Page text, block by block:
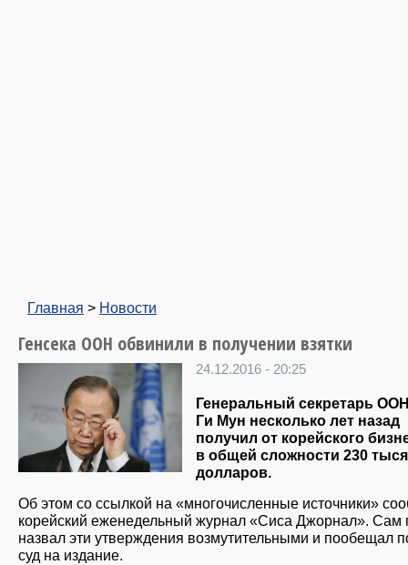
Главная > Новости
Генсека ООН обвинили в получении взятки
24.12.2016 - 20:25
Генеральный секретарь
Ги Мун несколько лет назад
получил от корейского
в общей сложности 230
долларов.
Об этом со ссылкой на «многочисленные источники»
корейский еженедельный журнал «Сиса Джорнал». Сам
назвал эти утверждения возмутительными и пообещал
суд на издание.